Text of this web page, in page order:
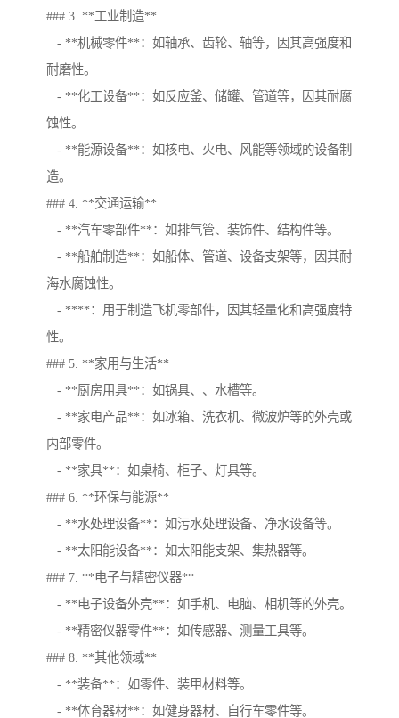
### 3. **工业制造**
- **机械零件**：如轴承、齿轮、轴等，因其高强度和
耐磨性。
- **化工设备**：如反应釜、储罐、管道等，因其耐腐
蚀性。
- **能源设备**：如核电、火电、风能等领域的设备制
造。
### 4. **交通运输**
- **汽车零部件**：如排气管、装饰件、结构件等。
- **船舶制造**：如船体、管道、设备支架等，因其耐
海水腐蚀性。
- ****：用于制造飞机零部件，因其轻量化和高强度特
性。
### 5. **家用与生活**
- **厨房用具**：如锅具、、水槽等。
- **家电产品**：如冰箱、洗衣机、微波炉等的外壳或
内部零件。
- **家具**：如桌椅、柜子、灯具等。
### 6. **环保与能源**
- **水处理设备**：如污水处理设备、净水设备等。
- **太阳能设备**：如太阳能支架、集热器等。
### 7. **电子与精密仪器**
- **电子设备外壳**：如手机、电脑、相机等的外壳。
- **精密仪器零件**：如传感器、测量工具等。
### 8. **其他领域**
- **装备**：如零件、装甲材料等。
- **体育器材**：如健身器材、自行车零件等。